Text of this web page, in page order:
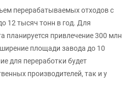
перерабатываемых отходов с
12 тысяч тонн в год. Для
планируется привлечение 300 млн
площади завода до 10
для переработки будет
производителей, так и у